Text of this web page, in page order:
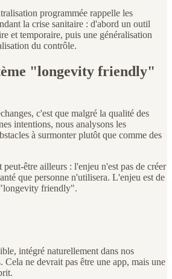
programmée rappelle les
la crise sanitaire : d'abord un outil
et temporaire, puis une généralisation
du contrôle.
"longevity friendly"
c'est que malgré la qualité des
intentions, nous analysons les
à surmonter plutôt que comme des
être ailleurs : l'enjeu n'est pas de créer
que personne n'utilisera. L'enjeu est de
friendly".
intégré naturellement dans nos
Cela ne devrait pas être une app, mais une